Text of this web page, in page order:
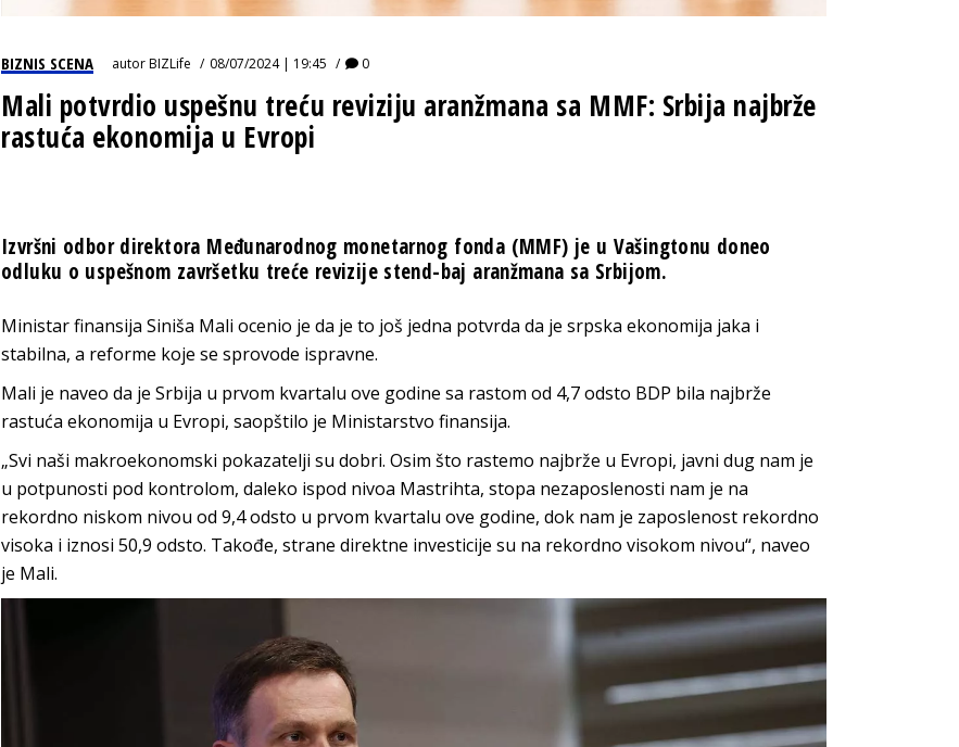
BIZNIS SCENA autorBIZLife 08/07/2024 | 19:45 0
Mali potvrdio uspešnu treću reviziju aranžmana sa MMF: Srbija najbrže
rastuća ekonomija u Evropi
Izvršni odbor direktora Međunarodnog monetarnog fonda (MMF) je u Vašingtonu doneo
odluku o uspešnom završetku treće revizije stend-baj aranžmana sa Srbijom.
Ministar finansija Siniša Mali ocenio je da je to još jedna potvrda da je srpska ekonomija jaka i
stabilna, a reforme koje se sprovode ispravne.
Mali je naveo da je Srbija u prvom kvartalu ove godine sa rastom od 4,7 odsto BDP bila najbrže
rastuća ekonomija u Evropi, saopštilo je Ministarstvo finansija.
„Svi naši makroekonomski pokazatelji su dobri. Osim što rastemo najbrže u Evropi, javni dug nam je
u potpunosti pod kontrolom, daleko ispod nivoa Mastrihta, stopa nezaposlenosti nam je na
rekordno niskom nivou od 9,4 odsto u prvom kvartalu ove godine, dok nam je zaposlenost rekordno
visoka i iznosi 50,9 odsto. Takođe, strane direktne investicije su na rekordno visokom nivou“, naveo
je Mali.